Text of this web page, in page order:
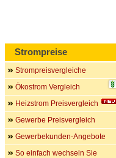
Strompreise
Strompreisvergleiche
Ökostrom Vergleich
Heizstrom Preisvergleich
Gewerbe Preisvergleich
Gewerbekunden-Angebote
So einfach wechseln Sie